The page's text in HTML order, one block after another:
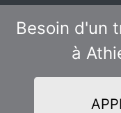
Besoin d'un
à